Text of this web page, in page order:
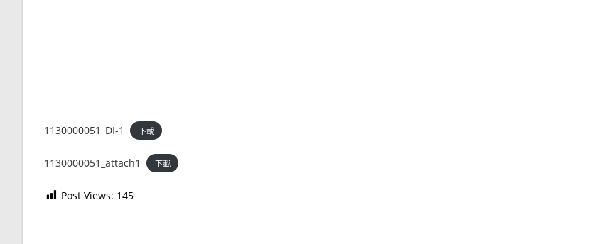
1130000051_DI-1 下載
1130000051_attach1 下載
Post Views: 145